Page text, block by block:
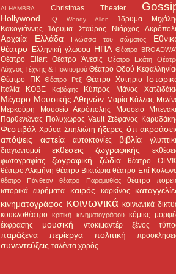
ALHAMBRA Christmas Theater
Hollywood IQ Woody Allen
Ίδρυμα
Κακογιάννης
Ίδρυμα Σταύρος Νιάρχος
Αρχαία Ελλάδα Γλώσσα του σώματος
θέατρο Ελληνική γλώσσα ΗΠΑ Θέατρο
Θέατρο Eliart Θέατρο Άνεσις Θέατρο Εκάτη
Λύχνος Τέχνης & Πολιτισμού Θέατρο Οδού
Θέατρο ΠΚ
Θέατρο Ρεξ Θέατρο Χυτήριο
Ιταλία ΚΘΒΕ Καβάφης Κύπρος Μάνος
Μέγαρο Μουσικής Αθηνών Μαρία Κάλλας
Μερκούρη
Μουσείο Ακρόπολης
Μουσείο
Παρθενώνας Πολυχώρος Vault Στέφανος
Φεστιβάλ Χρύσα Σπηλιώτη ήξερες ότι
απόψεις
αστεία αυτοκτονίες βιβλία
διαγωνισμοί
εκθέσεις ζωγραφικής
φωτογραφίας
ζωγραφική ζώδια
θέατρο
θέατρο Αλκμήνη θέατρο Βικτώρια θέατρο Επί
θέατρο Πάνθεον θέατρο Παραμυθίας
θέατρο
ιστορικά ευρήματα
καιρός καρκίνος
κινηματογράφος κοινωνικά κοινωνικά
κουκλοθέατρο
κριτική κινηματογράφου κόμικς
έκφρασης
μουσική ντοκιμαντέρ ξένος
παράξενα περίεργα πολιτική
συνεντεύξεις ταλέντα χορός